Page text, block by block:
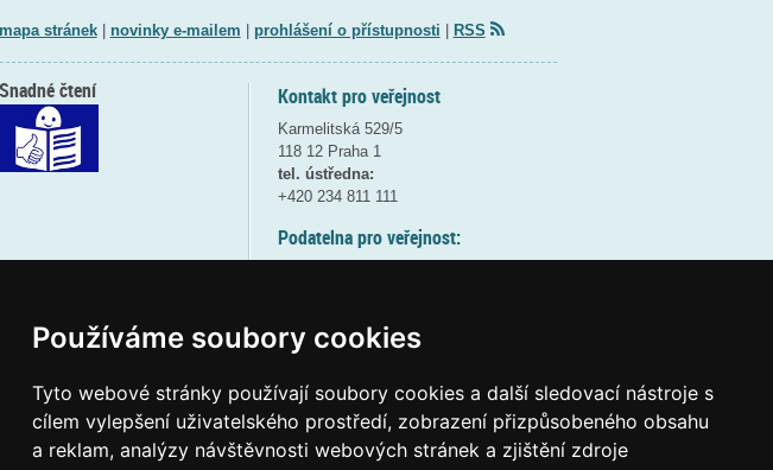
Používáme soubory cookies
Tyto webové stránky používají soubory cookies a další sledovací nástroje s
cílem vylepšení uživatelského prostředí, zobrazení přizpůsobeného obsahu
a reklam, analýzy návštěvnosti webových stránek a zjištění zdroje
mapa stránek| novinky e-mailem prohlášení o přístupnosti RSS
Kontakt pro veřejnost
Karmelitská 529/5
118 12 Praha 1
tel. ústředna:
+420 234 811 111
Podatelna pro veřejnost:
(více informací
Elektronická podatelna:
posta@msmtgov cz
Snadné čtení